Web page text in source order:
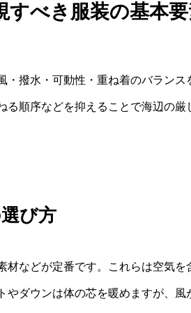
すべき服装の基本
撥水・可動性・重ね着のバランス
順序などを抑えることで海辺の厳
び方
などが定番です。これらは空気を
ダウンは体の芯を暖めますが、風